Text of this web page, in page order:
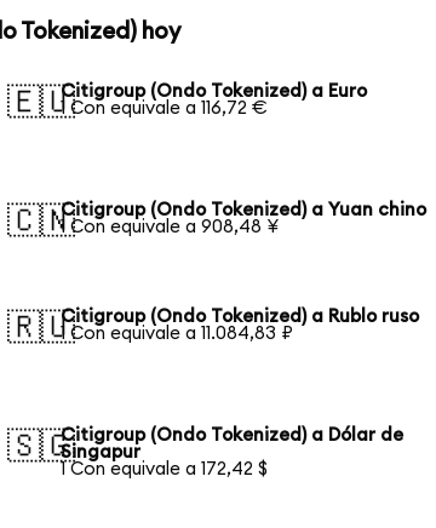
Tokenized) hoy
🇪🇺Citigroup (Ondo Tokenized) a Euro
1 Con equivale a 116,72 €
🇨🇳Citigroup (Ondo Tokenized) a Yuan chino
1 Con equivale a 908,48 ¥
🇷🇺Citigroup (Ondo Tokenized) a Rublo ruso
1 Con equivale a 11.084,83 ₽
🇸🇬Citigroup (Ondo Tokenized) a Dólar de
Singapur
1 Con equivale a 172,42 $